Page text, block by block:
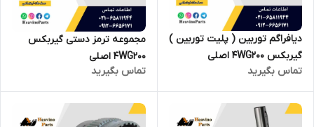
دیافراگم توربین ( پلیت توربین )
گیربکس 4WG200 اصلی
تماس بگیرید
مجموعه ترمز دستی گیربکس
4WG200 اصلی
تماس بگیرید